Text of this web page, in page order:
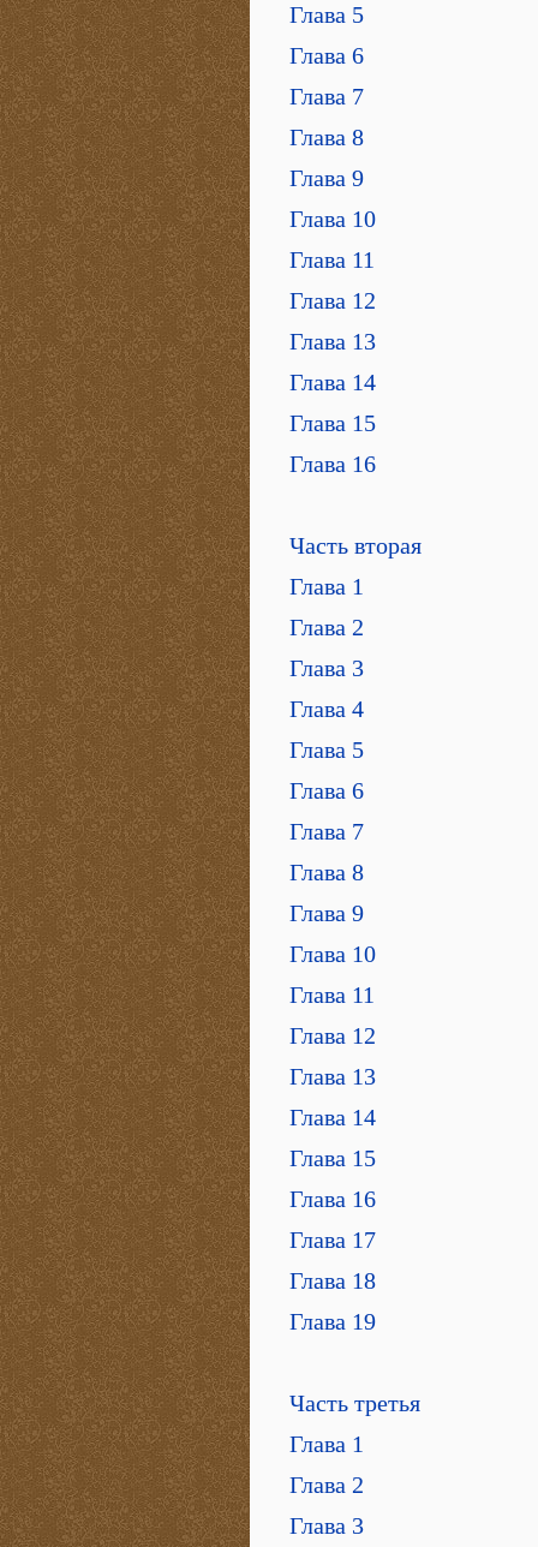
Глава 5
Глава 6
Глава 7
Глава 8
Глава 9
Глава 10
Глава 11
Глава 12
Глава 13
Глава 14
Глава 15
Глава 16
Часть вторая
Глава 1
Глава 2
Глава 3
Глава 4
Глава 5
Глава 6
Глава 7
Глава 8
Глава 9
Глава 10
Глава 11
Глава 12
Глава 13
Глава 14
Глава 15
Глава 16
Глава 17
Глава 18
Глава 19
Часть третья
Глава 1
Глава 2
Глава 3